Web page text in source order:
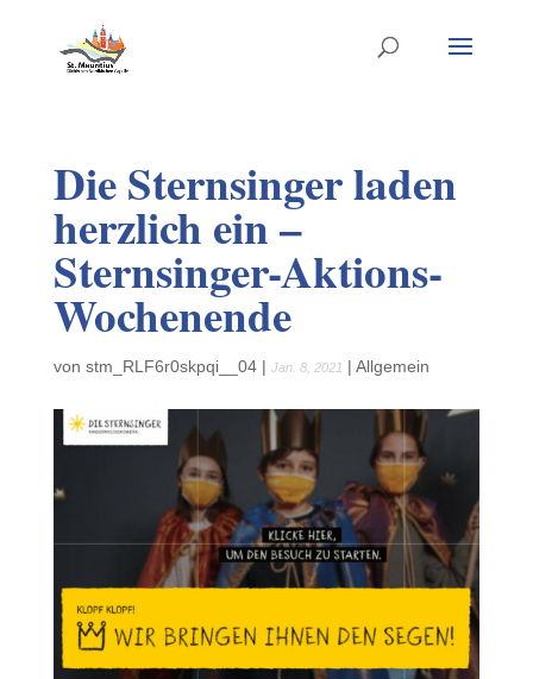
Die Sternsinger laden
herzlich ein –
Sternsinger-Aktions-
Wochenende
von stm_RLF6r0skpqi__04| Jan. 8, 2021 | Allgemein